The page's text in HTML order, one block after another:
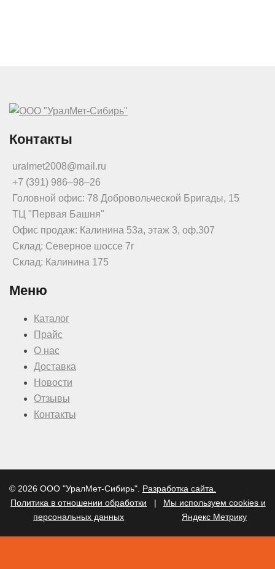
Контакты
uralmet2008@mail.ru
+7 (391) 986‒98‒26
Головной офис: 78 Добровольческой Бригады, 15
ТЦ "Первая Башня"
Офис продаж: Калинина 53а, этаж 3, оф.307
Склад: Северное шоссе 7г
Склад: Калинина 175
Меню
Каталог
Прайс
О нас
Доставка
Новости
Отзывы
Контакты
© 2026 ООО "УралМет-Сибирь". Разработка сайта.
Политика в отношении обработки
персональных данных
|
Мы используем cookies и
Яндекс Метрику